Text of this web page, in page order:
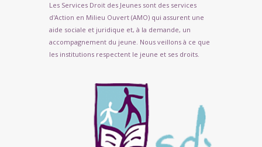
Les Services Droit des Jeunes sont des services
d'Action en Milieu Ouvert (AMO) qui assurent une
aide sociale et juridique et, à la demande, un
accompagnement du jeune. Nous veillons à ce que
les institutions respectent le jeune et ses droits.